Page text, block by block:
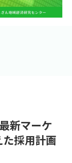
新マーケ
採用計画